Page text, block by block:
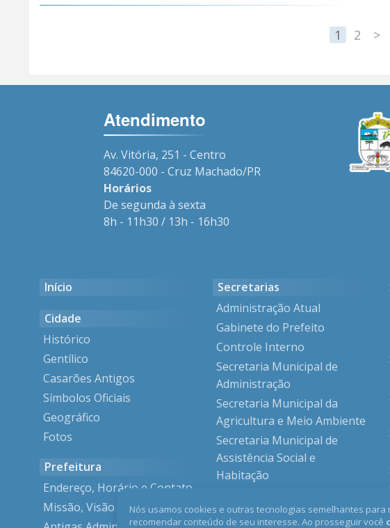
1 2 >
Atendimento
Av. Vitória, 251 - Centro
84620-000 - Cruz Machado/PR
Horários
De segunda à sexta
8h - 11h30 / 13h - 16h30
Início
Cidade
Histórico
Gentílico
Casarões Antigos
Símbolos Oficiais
Geográfico
Fotos
Prefeitura
Endereço, Horário e Contato
Missão, Visão e Valores
Secretarias
Administração Atual
Gabinete do Prefeito
Controle Interno
Secretaria Municipal de
Administração
Secretaria Municipal da
Agricultura e Meio Ambiente
Secretaria Municipal de
Assistência Social e
Habitação
Cultura
Nós usamos cookies e outras tecnologias semelhantes
recomendar conteúdo de seu interesse. Ao prosseguir você